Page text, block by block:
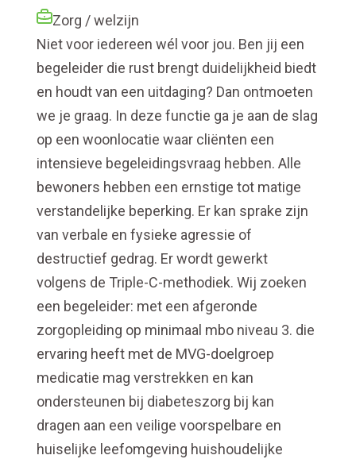
Zorg / welzijn
Niet voor iedereen wél voor jou. Ben jij een
begeleider die rust brengt duidelijkheid biedt
en houdt van een uitdaging? Dan ontmoeten
we je graag. In deze functie ga je aan de slag
op een woonlocatie waar cliënten een
intensieve begeleidingsvraag hebben. Alle
bewoners hebben een ernstige tot matige
verstandelijke beperking. Er kan sprake zijn
van verbale en fysieke agressie of
destructief gedrag. Er wordt gewerkt
volgens de Triple-C-methodiek. Wij zoeken
een begeleider: met een afgeronde
zorgopleiding op minimaal mbo niveau 3. die
ervaring heeft met de MVG-doelgroep
medicatie mag verstrekken en kan
ondersteunen bij diabeteszorg bij kan
dragen aan een veilige voorspelbare en
huiselijke leefomgeving huishoudelijke